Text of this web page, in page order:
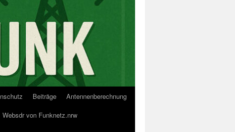
Beiträge
Antennenberechnung
Websdr von Funknetz.nrw